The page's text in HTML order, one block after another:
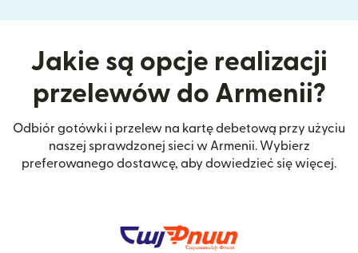
Jakie są opcje realizacji
przelewów do Armenii?
Odbiór gotówki i przelew na kartę debetową przy użyciu
naszej sprawdzonej sieci w Armenii. Wybierz
preferowanego dostawcę, aby dowiedzieć się więcej.